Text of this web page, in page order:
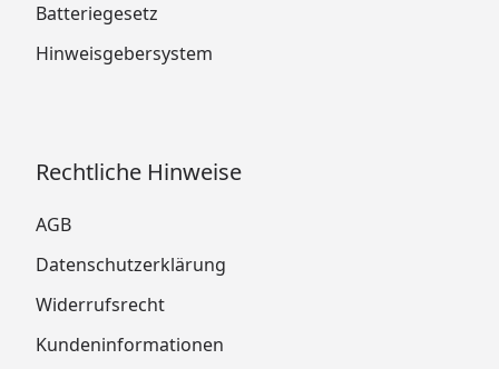
Batteriegesetz
Hinweisgebersystem
Rechtliche Hinweise
AGB
Datenschutzerklärung
Widerrufsrecht
Kundeninformationen